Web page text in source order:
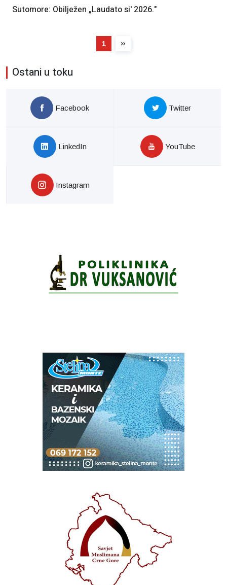
Sutomore: Obilježen „Laudato si' 2026."
1
Ostani u toku
Facebook Twitter
LinkedIn YouTube
Instagram